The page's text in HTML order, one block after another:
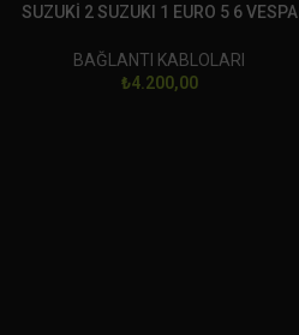
SUZUKİ 2 SUZUKI 1 EURO 5 6 VESPA
BAĞLANTI KABLOLARI
₺4.200,00